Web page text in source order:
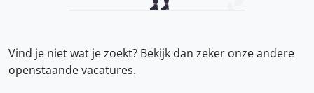
Vind je niet wat je zoekt? Bekijk dan zeker onzeandere
openstaande vacatures.